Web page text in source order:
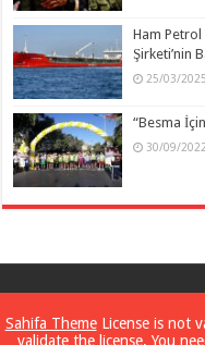
Ham Petrol
Şirketi’nin
25/03/2025
“Besma
30/09/2022
Sahifa ThemeLicense is not
validate the license, You